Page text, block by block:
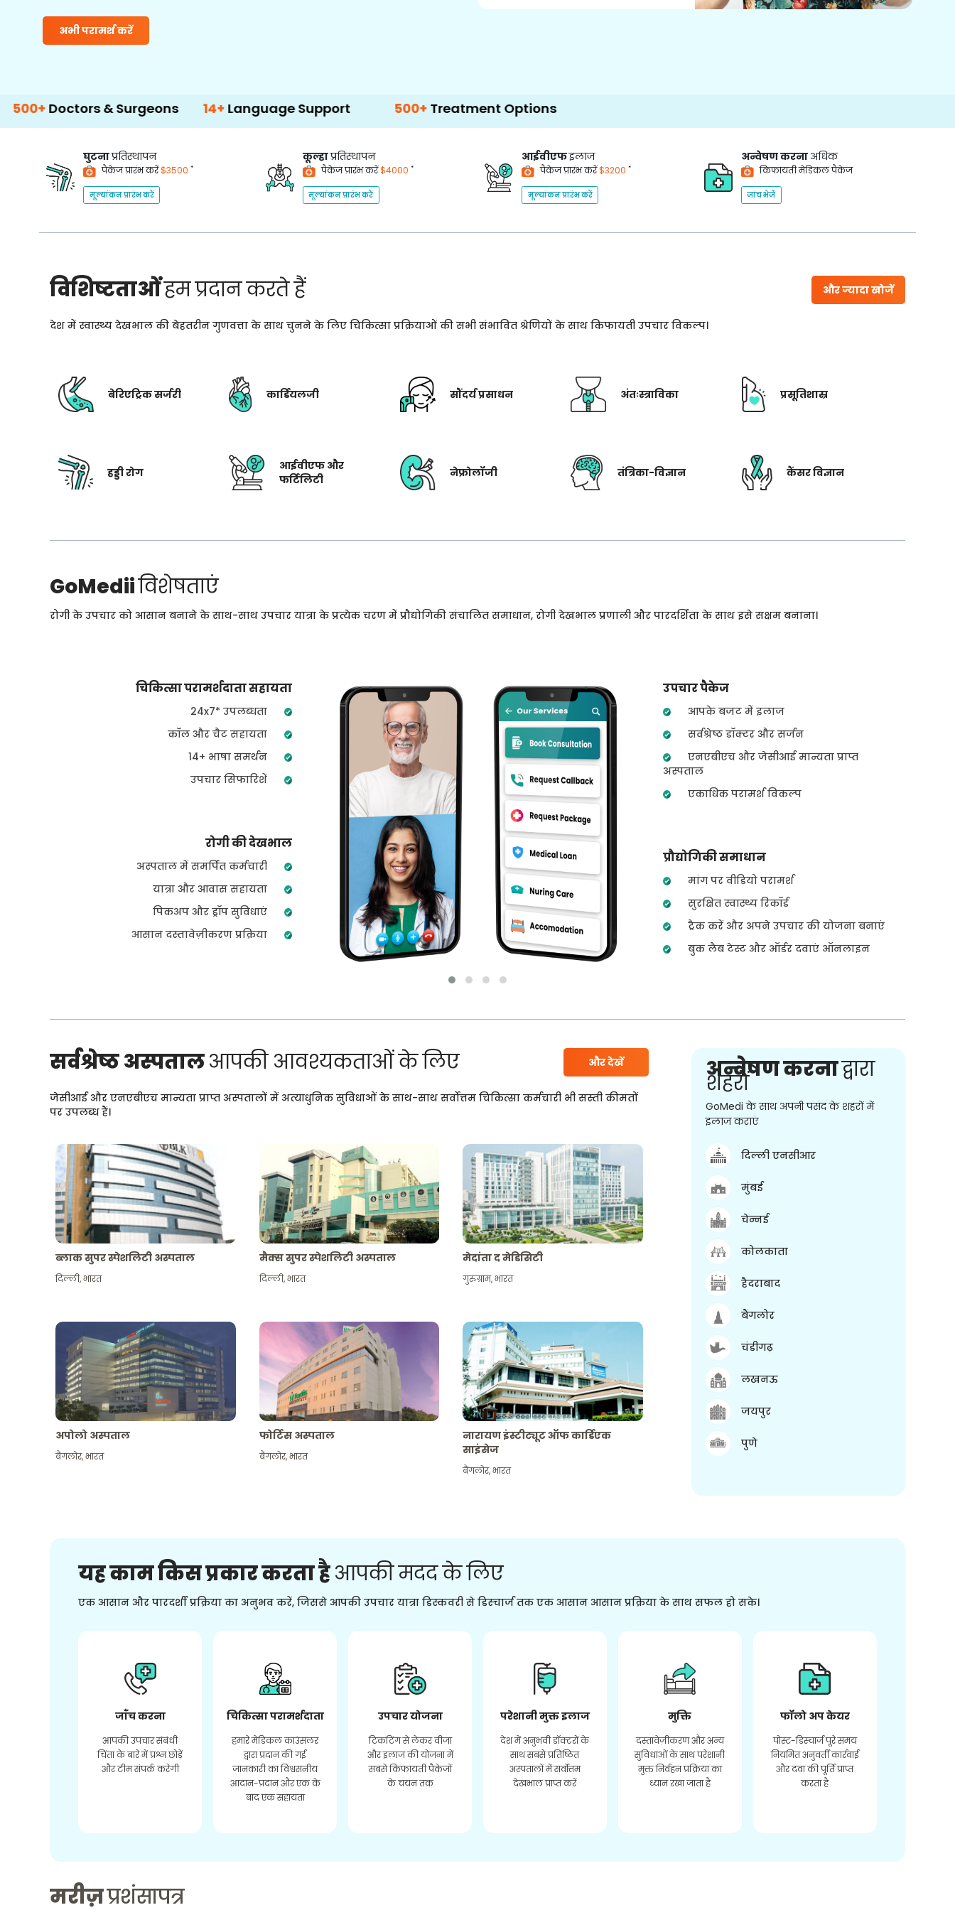
अभी परामर्श करें
& Surgeons 14+Language Support 500+ Treatment Options
घुटनाप्रतिस्थापन
पैकेज प्रारंभ करें$3500 *
मूल्यांकन प्रारंभ करें
कूल्हाप्रतिस्थापन
पैकेज प्रारंभ करें$4000 *
मूल्यांकन प्रारंभ करें
आईवीएफइलाज
पैकेज प्रारंभ करें$3200 *
मूल्यांकन प्रारंभ करें
अन्वेषण करना अधिक
किफायती मेडिकल पैकेज
जांच भेजें
विशिष्टताओंहम प्रदान करते हैं और ज्यादा खोजें
देश में स्वास्थ्य देखभाल की बेहतरीन गुणवत्ता के साथ चुनने के लिए चिकित्सा प्रक्रियाओं की सभी संभावित श्रेणियों के साथ किफायती उपचार विकल्प।
बेरिएट्रिक सर्जरी कार्डियलजी सौंदर्य प्रसाधन अंतःस्त्राविका प्रसूतिशास्र
हड्डी रोग
आईवीएफ और
फर्टिलिटी
नेफ्रोलॉजी तंत्रिका-विज्ञान कैंसर विज्ञान
GoMediiविशेषताएं
रोगी के उपचार को आसान बनाने के साथ-साथ उपचार यात्रा के प्रत्येक चरण में प्रौद्योगिकी संचालित समाधान, रोगी देखभाल प्रणाली और पारदर्शिता के साथ इसे सक्षम बनाना।
चिकित्सा परामर्शदाता सहायता
24x7* उपलब्धता
कॉल और चैट सहायता
14+ भाषा समर्थन
उपचार सिफारिशें
रोगी की देखभाल
अस्पताल में समर्पित कर्मचारी
यात्रा और आवास सहायता
पिकअप और ड्रॉप सुविधाएं
आसान दस्तावेज़ीकरण प्रक्रिया
उपचार पैकेज
आपके बजट में इलाज
सर्वश्रेष्ठ डॉक्टर और सर्जन
एनएबीएच और जेसीआई मान्यता प्राप्त
अस्पताल
एकाधिक परामर्श विकल्प
प्रौद्योगिकी समाधान
मांग पर वीडियो परामर्श
सुरक्षित स्वास्थ्य रिकॉर्ड
ट्रैक करें और अपने उपचार की योजना बनाएं
बुक लैब टेस्ट और ऑर्डर दवाएं ऑनलाइन
सर्वश्रेष्ठ अस्पतालआपकी आवश्यकताओं के लिए और देखें
जेसीआई और एनएबीएच मान्यता प्राप्त अस्पतालों में अत्याधुनिक सुविधाओं के साथ-साथ सर्वोत्तम चिकित्सा कर्मचारी भी सस्ती कीमतों
पर उपलब्ध हैं।
ब्लाक सुपर स्पेशलिटी अस्पताल
दिल्ली,भारत
मैक्स सुपर स्पेशलिटी अस्पताल
दिल्ली,भारत
मेदांता द मेडिसिटी
गुरुग्राम,भारत
अपोलो अस्पताल
बैंगलोर,भारत
फोर्टिस अस्पताल
बैंगलोर,भारत
नारायण इंस्टीट्यूट ऑफ कार्डिएक
साइंसेज
बैंगलोर,भारत
अन्वेषण करनाद्वारा
शहरों
GoMedi के साथ अपनी पसंद के शहरों में
इलाज कराएं
दिल्ली एनसीआर
मुंबई
चेन्नई
कोलकाता
हैदराबाद
बैंगलोर
चंडीगढ़
लखनऊ
जयपुर
पुणे
यह काम किस प्रकार करता हैआपकी मदद के लिए
एक आसान और पारदर्शी प्रक्रिया का अनुभव करें, जिससे आपकी उपचार यात्रा डिस्कवरी से डिस्चार्ज तक एक आसान आसान प्रक्रिया के साथ सफल हो सके।
जाँच करना
आपकी उपचार संबंधी
चिंता के बारे में प्रश्न छोड़ें
और टीम संपर्क करेगी
चिकित्सा परामर्शदाता
हमारे मेडिकल काउंसलर
द्वारा प्रदान की गई
जानकारी का विश्वसनीय
आदान-प्रदान और एक के
बाद एक सहायता
उपचार योजना
टिकटिंग से लेकर वीजा
और इलाज की योजना में
सबसे किफायती पैकेजों
के चयन तक
परेशानी मुक्त इलाज
देश में अनुभवी डॉक्टरों के
साथ सबसे प्रतिष्ठित
अस्पतालों में सर्वोत्तम
देखभाल प्राप्त करें
मुक्ति
दस्तावेज़ीकरण और अन्य
सुविधाओं के साथ परेशानी
मुक्त निर्वहन प्रक्रिया का
ध्यान रखा जाता है
फॉलो अप केयर
पोस्ट-डिस्चार्ज पूरे समय
नियमित अनुवर्ती कार्रवाई
और दवा की पूर्ति प्राप्त
करता है
मरीज़प्रशंसापत्र